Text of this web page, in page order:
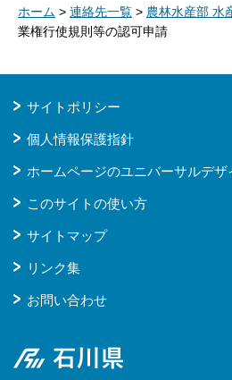
ホーム > 連絡先一覧 > 農林水産部 水
業権行使規則等の認可申請
サイトポリシー
個人情報保護指針
ホームページのユニバーサルデザ
このサイトの使い方
サイトマップ
リンク集
お問い合わせ
石川県